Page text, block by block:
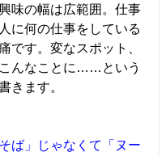
味の幅は広範囲。仕事
に何の仕事をしている
です。変なスポット、
んなことに……という
きます。
ば」じゃなくて「ヌー